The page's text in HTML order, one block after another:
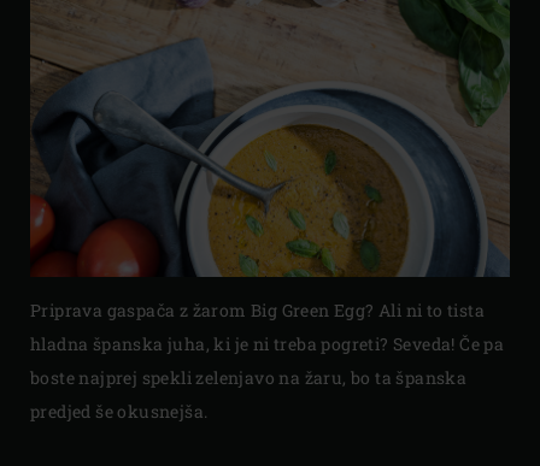
Priprava gaspača z žarom Big Green Egg? Ali ni to tista
hladna španska juha, ki je ni treba pogreti? Seveda! Če pa
boste najprej spekli zelenjavo na žaru, bo ta španska
predjed še okusnejša.